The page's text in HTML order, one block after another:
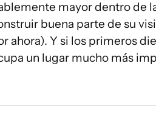
mayor dentro de
buena parte de su
ahora). Y si los primeros
un lugar mucho más